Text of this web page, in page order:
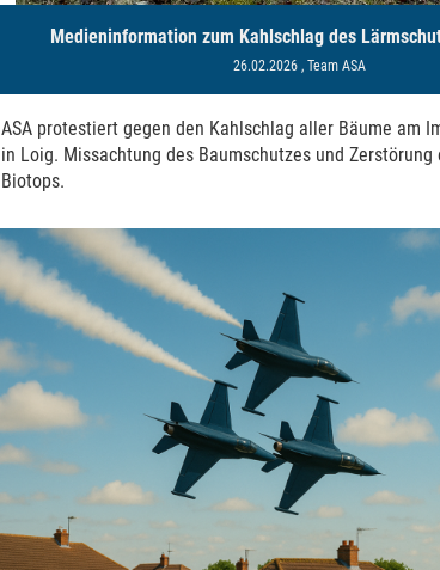
Medieninformation zum Kahlschlag des
26.02.2026, Team ASA
ASA protestiert gegen den Kahlschlag aller Bäume am
in Loig. Missachtung des Baumschutzes und
Biotops.